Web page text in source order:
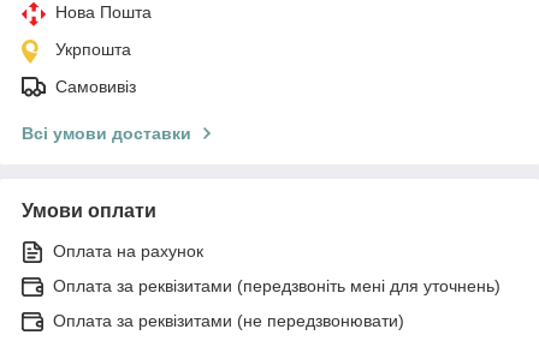
Нова Пошта
Укрпошта
Самовивіз
Всі умови доставки
Умови оплати
Оплата на рахунок
Оплата за реквізитами (передзвоніть мені для уточнень)
Оплата за реквізитами (не передзвонювати)